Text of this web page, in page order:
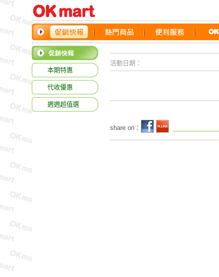
本期特惠
代收優惠
週週超值選
活動日期：
share on：